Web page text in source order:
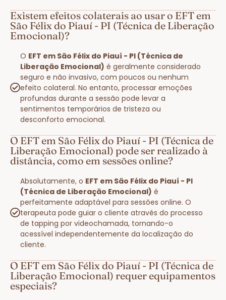
Existem efeitos colaterais ao usar o EFT em
São Félix do Piauí - PI (Técnica de Liberação
Emocional)?
O EFT em São Félix do Piauí - PI (Técnica de
Liberação Emocional) é geralmente considerado
seguro e não invasivo, com poucos ou nenhum
efeito colateral. No entanto, processar emoções
profundas durante a sessão pode levar a
sentimentos temporários de tristeza ou
desconforto emocional.
O EFT em São Félix do Piauí - PI (Técnica de
Liberação Emocional) pode ser realizado à
distância, como em sessões online?
Absolutamente, o EFT em São Félix do Piauí - PI
(Técnica de Liberação Emocional) é
perfeitamente adaptável para sessões online. O
terapeuta pode guiar o cliente através do processo
de tapping por videochamada, tornando-o
acessível independentemente da localização do
cliente.
O EFT em São Félix do Piauí - PI (Técnica de
Liberação Emocional) requer equipamentos
especiais?